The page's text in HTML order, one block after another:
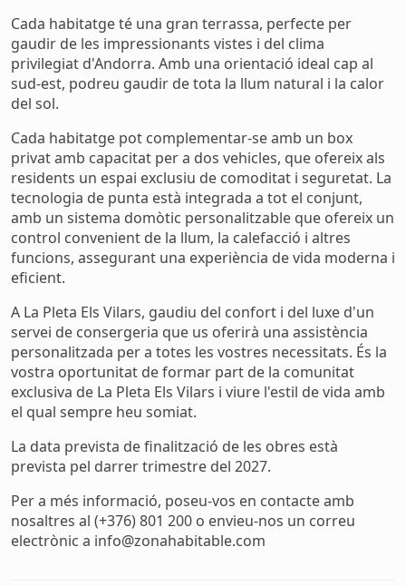
Cada habitatge té una gran terrassa, perfecte per
gaudir de les impressionants vistes i del clima
privilegiat d'Andorra. Amb una orientació ideal cap al
sud-est, podreu gaudir de tota la llum natural i la calor
del sol.
Cada habitatge pot complementar-se amb un box
privat amb capacitat per a dos vehicles, que ofereix als
residents un espai exclusiu de comoditat i seguretat. La
tecnologia de punta està integrada a tot el conjunt,
amb un sistema domòtic personalitzable que ofereix un
control convenient de la llum, la calefacció i altres
funcions, assegurant una experiència de vida moderna i
eficient.
A La Pleta Els Vilars, gaudiu del confort i del luxe d'un
servei de consergeria que us oferirà una assistència
personalitzada per a totes les vostres necessitats. És la
vostra oportunitat de formar part de la comunitat
exclusiva de La Pleta Els Vilars i viure l'estil de vida amb
el qual sempre heu somiat.
La data prevista de finalització de les obres està
prevista pel darrer trimestre del 2027.
Per a més informació, poseu-vos en contacte amb
nosaltres al (+376) 801 200 o envieu-nos un correu
electrònic a info@zonahabitable.com